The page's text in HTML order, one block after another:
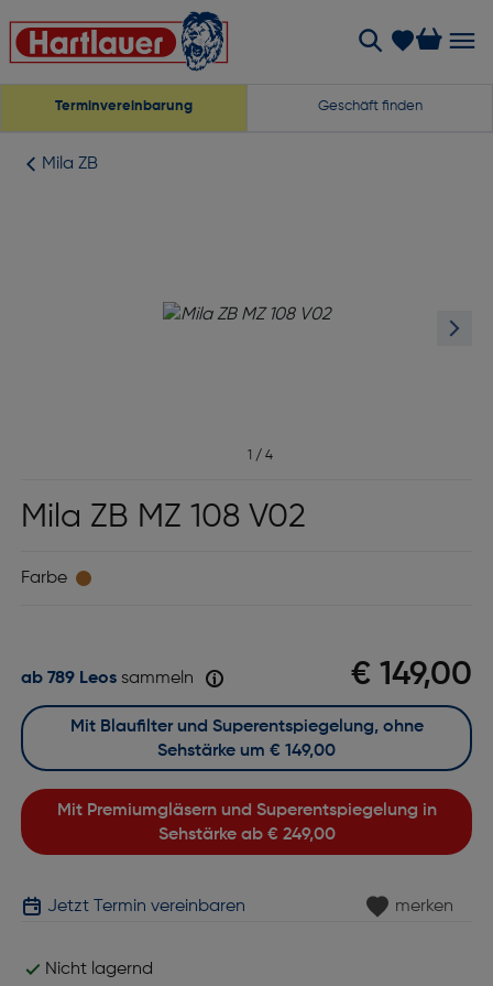
Terminvereinbarung Geschäft finden
Mila ZB
1 / 4
Mila ZB MZ 108 V02
Farbe
€ 149,00
ab 789 Leossammeln
Mit Premiumgläsern und Superentspiegelung in
Sehstärke ab € 249,00
Mit Blaufilter und Superentspiegelung, ohne
Sehstärke um € 149,00
Jetzt Termin vereinbaren merken
Nicht lagernd